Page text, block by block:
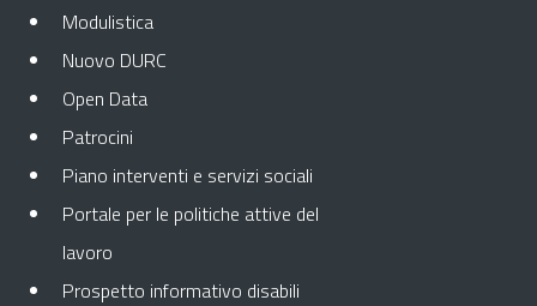
Modulistica
Nuovo DURC
Open Data
Patrocini
Piano interventi e servizi sociali
Portale per le politiche attive del
lavoro
Prospetto informativo disabili